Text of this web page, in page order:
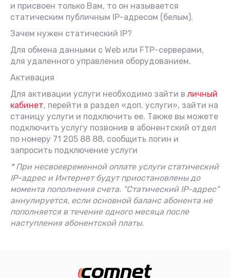
и присвоен только Вам, то он называется
статическим публичным IP-адресом (белым).
Зачем нужен статический IP?
Для обмена данными с Web или FTP-серверами,
для удаленного управления оборудованием.
Активация
Для активации услуги необходимо зайти в личный
кабинет, перейти в раздел «доп. услуги», зайти на
станицу услуги и подключить ее. Также вы можете
подключить услугу позвонив в абонентский отдел
по номеру 71 205 88 88, сообщить логин и
запросить подключение услуги
* При несвоевременной оплате услуги статический
IP-адрес и Интернет будут приостановлены до
момента пополнения счета. "Статический IP-адрес"
аннулируется, если основной баланс абонента не
пополняется в течение одного месяца после
наступления абонентской платы.